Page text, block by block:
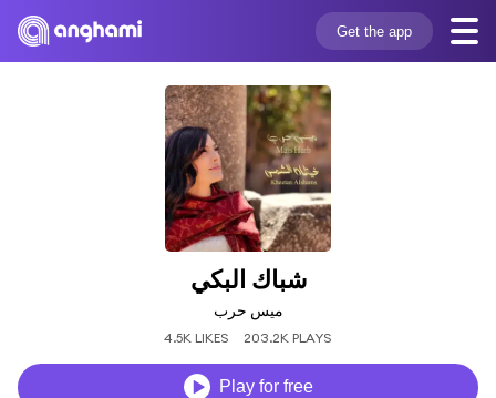
Get the app
شباك البكي
ميس حرب
4.5K LIKES 203.2K PLAYS
Play for free